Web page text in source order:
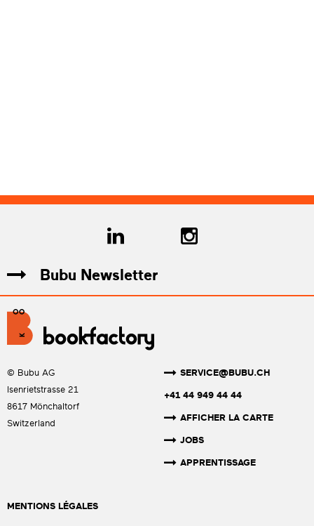
Bubu Newsletter
© Bubu AG
Isenrietstrasse 21
8617 Mönchaltorf
Switzerland
SERVICE@BUBU.CH
+41 44 949 44 44
AFFICHER LA CARTE
JOBS
APPRENTISSAGE
MENTIONS LÉGALES